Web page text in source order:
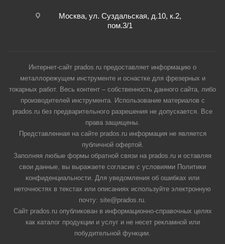
Москва, ул. Суздальская, д.10, к.2,
пом.3/1
Интернет-сайт prados.ru предоставляет информацию о
металлорежущем инструменте и оснастке для фрезерных и
токарных работ. Весь контент – собственность данного сайта, либо
производителей инструмента. Использование материалов с
prados.ru без предварительного разрешения не допускается. Все
права защищены.
Представленная на сайте prados.ru информация не является
публичной офертой.
Заполняя любые формы обратной связи на prados.ru и оставляя
свои данные, вы выражаете согласие с условиями Политики
конфиденциальности. Для уведомления об ошибках или
неточностях в текстах или описаниях используйте электронную
почту: site@prados.ru.
Сайт prados.ru опубликован в информационно-справочных целях
как каталог продукции и услуг и не несет рекламной или
побудительной функции.